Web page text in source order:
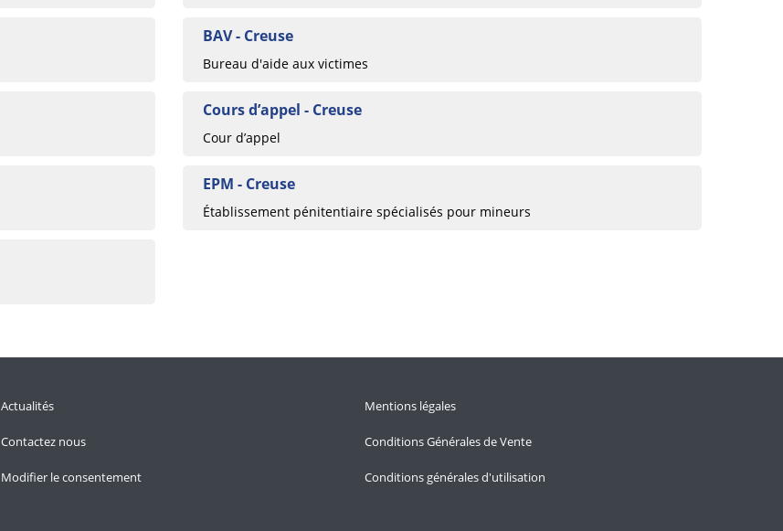
BAV - Creuse
Bureau d'aide aux victimes
Cours d’appel - Creuse
Cour d’appel
EPM - Creuse
Établissement pénitentiaire spécialisés pour mineurs
Actualités
Contactez nous
Modifier le consentement
Mentions légales
Conditions Générales de Vente
Conditions générales d'utilisation